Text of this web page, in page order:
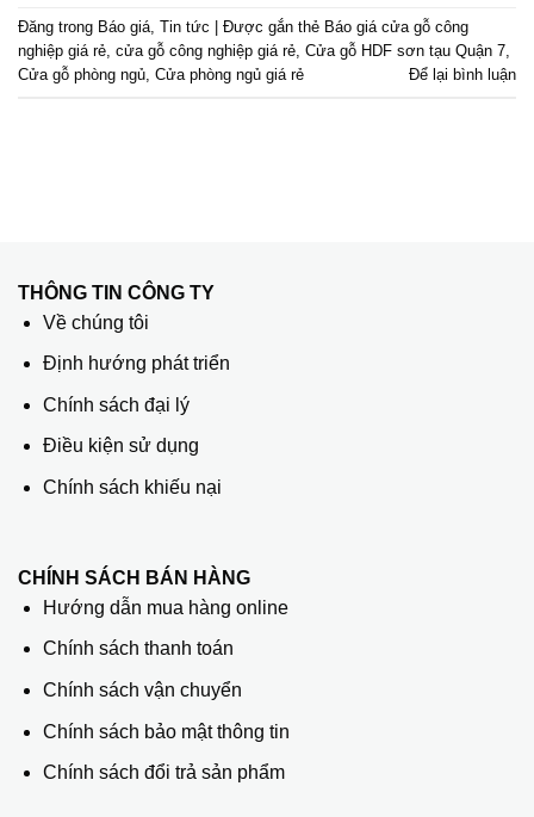
Đăng trong Báo giá Tin tức Được gắn thẻ Báo giá cửa gỗ công
nghiệp giá rẻ cửa gỗ công nghiệp giá rẻ Cửa gỗ HDF sơn tạu Quận 7
Cửa gỗ phòng ngủ Cửa phòng ngủ giá rẻ Để lại bình luận
THÔNG TIN CÔNG TY
Về chúng tôi
Định hướng phát triển
Chính sách đại lý
Điều kiện sử dụng
Chính sách khiếu nại
CHÍNH SÁCH BÁN HÀNG
Hướng dẫn mua hàng online
Chính sách thanh toán
Chính sách vận chuyển
Chính sách bảo mật thông tin
Chính sách đổi trả sản phẩm